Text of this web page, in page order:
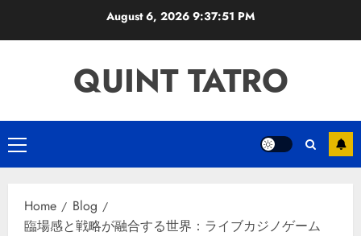
August 6, 2026 9:37:52 PM
QUINT TATRO
Primary
Menu
Home
Blog
臨場感と戦略が融合する世界：ライブカジノゲーム